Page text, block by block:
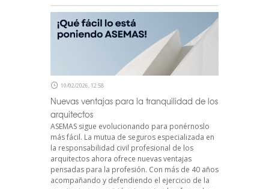
10/02/2026, 12:58
Nuevas ventajas para la tranquilidad de los
arquitectos
ASEMAS sigue evolucionando para ponérnoslo
más fácil. La mutua de seguros especializada en
la responsabilidad civil profesional de los
arquitectos ahora ofrece nuevas ventajas
pensadas para la profesión. Con más de 40 años
acompañando y defendiendo el ejercicio de la